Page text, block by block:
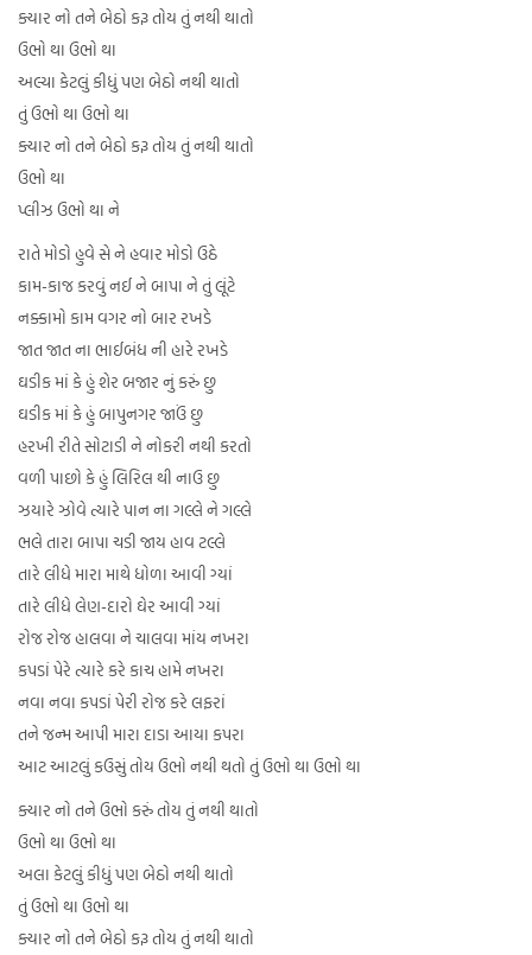
ક્યાર નો તને બેઠો કરૂ તોય તું નથી થાતો
ઉભો થા ઉભો થા
અલ્યા કેટલું કીધું પણ બેઠો નથી થાતો
તું ઉભો થા ઉભો થા
ક્યાર નો તને બેઠો કરૂ તોય તું નથી થાતો
ઉભો થા
પ્લીઝ ઉભો થા ને
રાતે મોડો હુવે સે ને હવાર મોડો ઉઠે
કામ-કાજ કરવું નઈ ને બાપા ને તું લૂંટે
નક્કામો કામ વગર નો બાર રખડે
જાત જાત ના ભાઈબંધ ની હારે રખડે
ઘડીક માં કે હું શેર બજાર નું કરું છુ
ઘડીક માં કે હું બાપુનગર જાઉં છુ
હરખી રીતે સોટાડી ને નોકરી નથી કરતો
વળી પાછો કે હું લિરિલ થી નાઉ છુ
ઝયારે ઝોવે ત્યારે પાન ના ગલ્લે ને ગલ્લે
ભલે તારા બાપા ચડી જાય હાવ ટલ્લે
તારે લીધે મારા માથે ધોળા આવી ગ્યાં
તારે લીધે લેણ-દારો ઘેર આવી ગ્યાં
રોજ રોજ હાલવા ને ચાલવા માંય નખરા
કપડાં પેરે ત્યારે કરે કાચ હામે નખરા
નવા નવા કપડાં પેરી રોજ કરે લફરાં
તને જન્મ આપી મારા દાડા આયા કપરા
આટ આટલું કઉસું તોય ઉભો નથી થતો તું ઉભો થા ઉભો થા
ક્યાર નો તને ઉભો કરું તોય તું નથી થાતો
ઉભો થા ઉભો થા
અલા કેટલું કીધું પણ બેઠો નથી થાતો
તું ઉભો થા ઉભો થા
ક્યાર નો તને બેઠો કરૂ તોય તું નથી થાતો